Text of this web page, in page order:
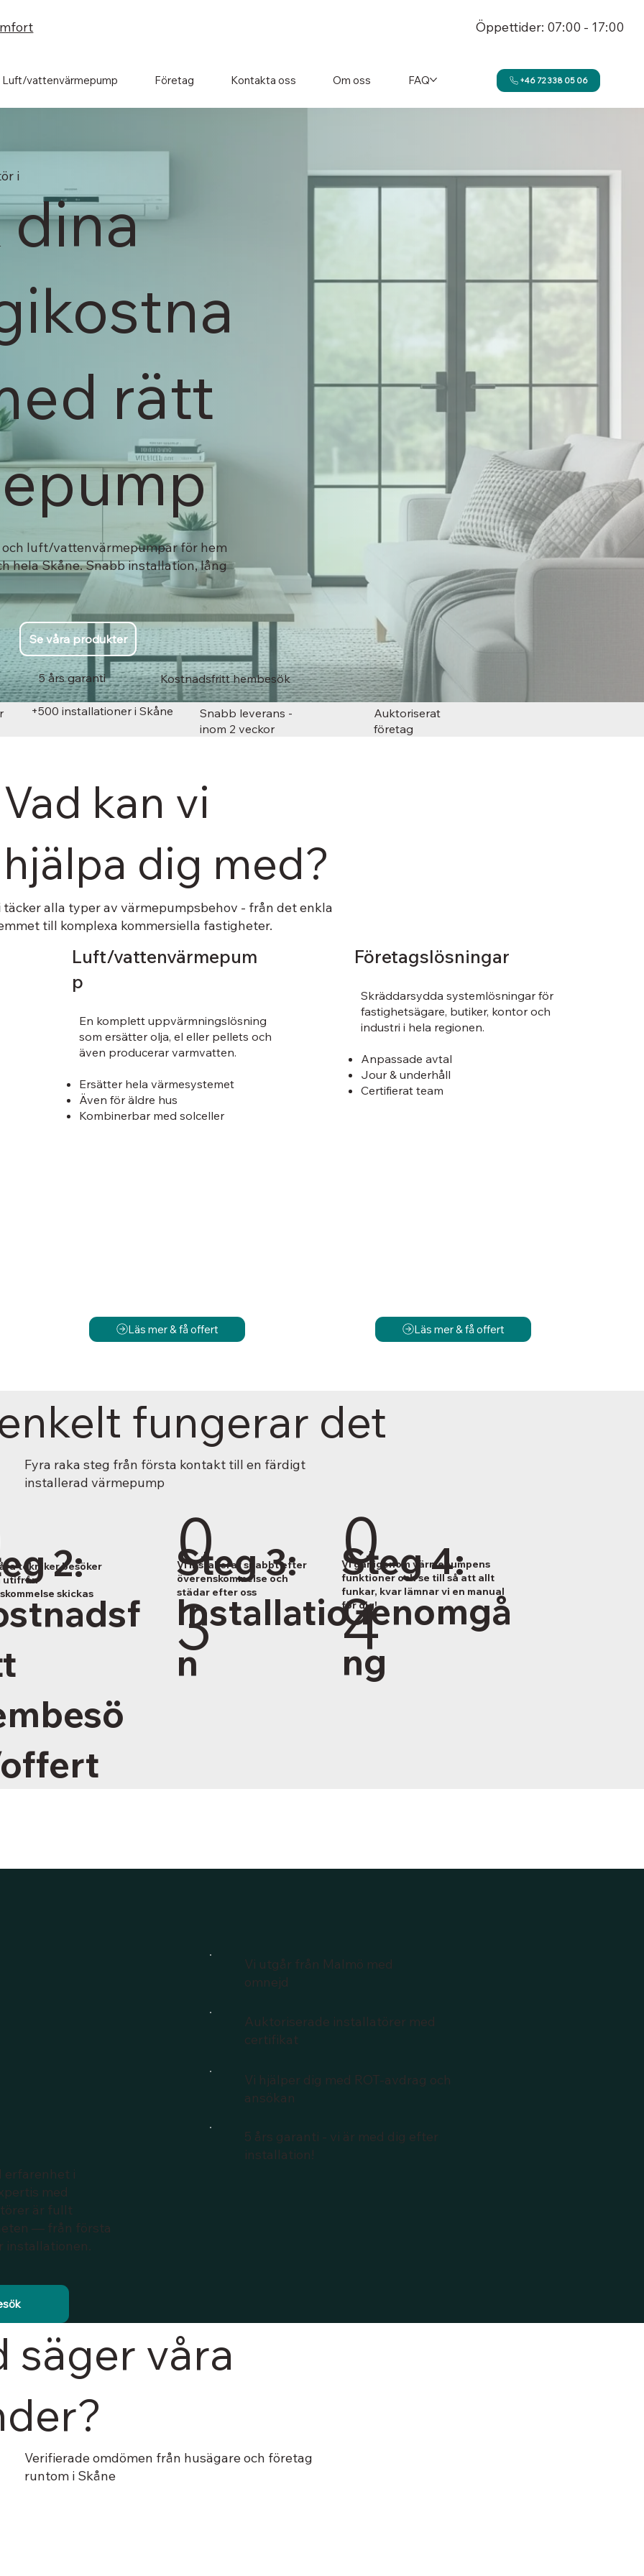
Öppettider: 07:00 - 17:00
Luft/vattenvärmepump Företag Kontakta oss Om oss FAQ +46 72 338 05 06
dina
rätt
luft/vattenvärmepumpar för hem
hela Skåne. Snabb installation, lång
Se våra produkter
Kostnadsfritt hembesök
5 års garanti
i
+500 installationer i Skåne
Snabb leverans -
inom 2 veckor
Auktoriserat
företag
Vad kan vi
hjälpa dig med?
täcker alla typer av värmepumpsbehov - från det enkla
till komplexa kommersiella fastigheter.
Företagslösningar
Skräddarsydda systemlösningar för
fastighetsägare, butiker, kontor och
industri i hela regionen.
Anpassade avtal
Jour & underhåll
Certifierat team
Luft/vattenvärmepum
p
En komplett uppvärmningslösning
som ersätter olja, el eller pellets och
även producerar varmvatten.
Ersätter hela värmesystemet
Även för äldre hus
Kombinerbar med solceller
Läs mer & få offert Läs mer & få offert
fungerar det
Fyra raka steg från första kontakt till en färdigt
installerad värmepump
2:
tekniker besöker
utifrån
skickas
0
3
Steg 3:
Installatio
n
Vi installerar snabbt efter
överenskommelse och
städar efter oss
0
4
Steg 4:
Genomgå
ng
Vi går igenom värmepumpens
funktioner och se till så att allt
funkar, kvar lämnar vi en manual
för dig!
erfarenhet i
med
är fullt
— från första
installationen.
Vi utgår från Malmö med
omnejd
Auktoriserade installatörer med
certifikat
Vi hjälper dig med ROT-avdrag och
ansökan
5 års garanti - vi är med dig efter
installation!
säger våra
Verifierade omdömen från husägare och företag
runtom i Skåne